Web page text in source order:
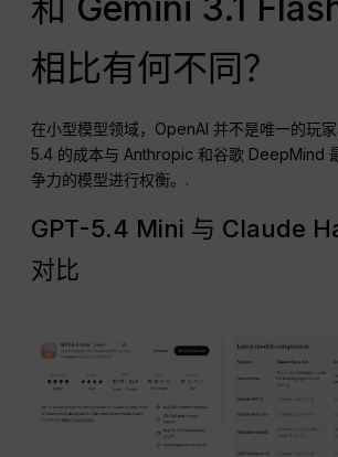
和 Gemini 3.1
相比有何不同？
在小型模型领域，OpenAI 并不是唯一的玩
5.4 的成本与 Anthropic 和谷歌 DeepMind
争力的模型进行权衡。.
GPT-5.4 Mini 与 Claude
对比